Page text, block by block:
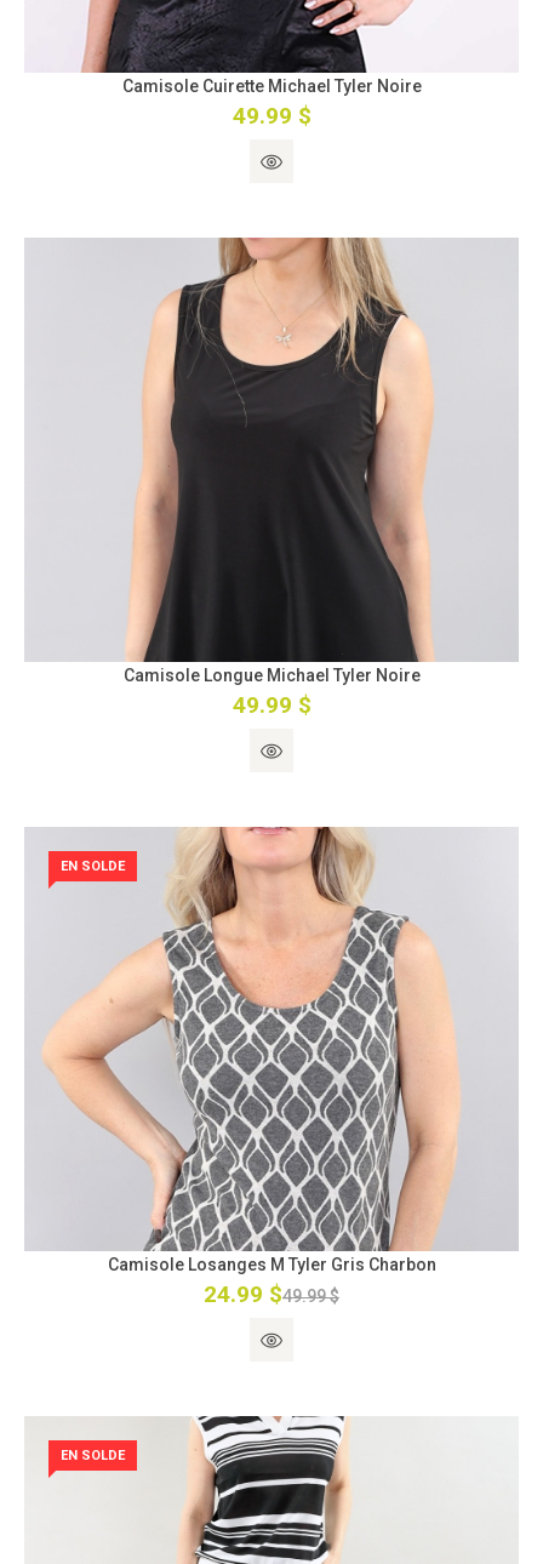
Camisole Cuirette Michael Tyler Noire
49.99 $
Camisole Longue Michael Tyler Noire
49.99 $
EN SOLDE
Camisole Losanges M Tyler Gris Charbon
24.99 $49.99 $
EN SOLDE